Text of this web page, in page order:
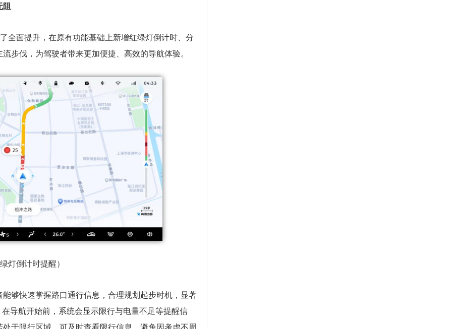
阻
全面提升，在原有功能基础上新增红绿灯倒计时、分
步伐，为驾驶者带来更加便捷、高效的导航体验。
灯倒计时提醒）
够快速掌握路口通行信息，合理规划起步时机，显著
导航开始前，系统会显示限行与电量不足等提醒信